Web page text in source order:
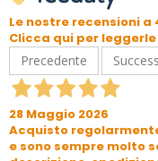
Le nostre recensioni a
Clicca qui per
Precedente
28 Maggio 2026
Acquisto
e sono sempre molto